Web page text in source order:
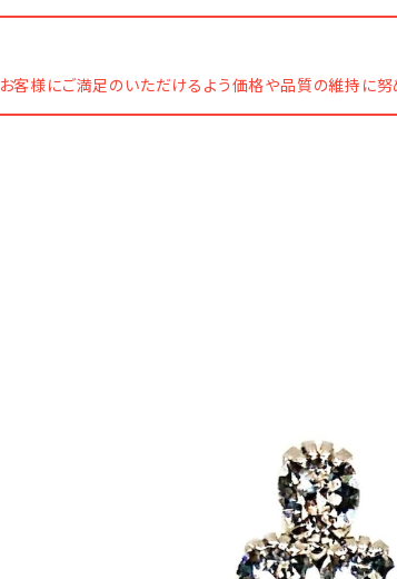
お客様にご満足のいただけるよう価格や品質の維持に